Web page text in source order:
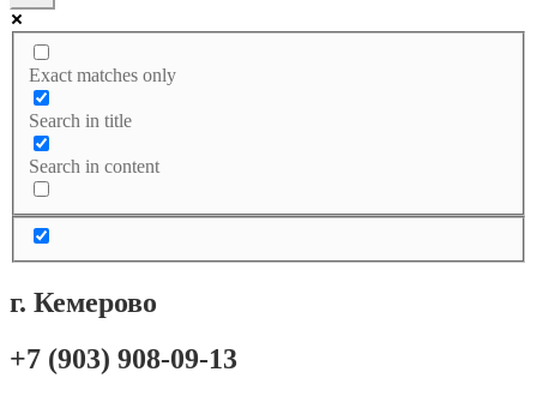
Exact matches only
Search in title
Search in content
г. Кемерово
+7 (903) 908-09-13